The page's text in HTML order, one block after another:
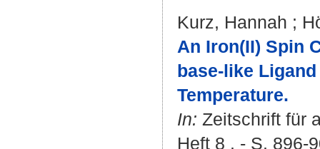
Kurz, Hannah ;
An Iron(II) Spin
base-like
Temperature.
In: Zeitschrift für
Heft 8 . - S. 896-